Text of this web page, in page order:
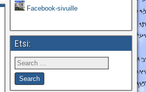
Facebook-sivuille
Etsi: